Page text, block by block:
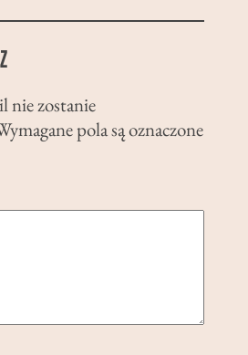
nie zostanie
pola są oznaczone